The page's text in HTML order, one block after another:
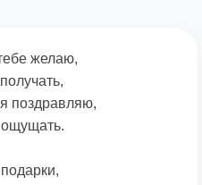
желаю,
поздравляю,